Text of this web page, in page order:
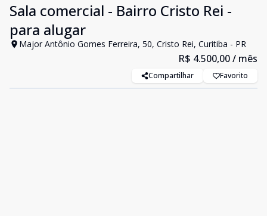
Sala comercial - Bairro Cristo Rei -
para alugar
Major Antônio Gomes Ferreira, 50, Cristo Rei, Curitiba - PR
R$ 4.500,00/ mês
Compartilhar Favorito